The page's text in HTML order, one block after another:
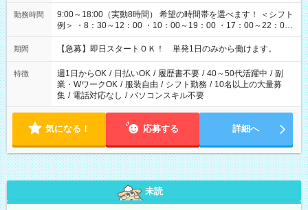
勤務時間
9:00～18:00（実動8時間） 希望の時間帯を選べます！ ＜シフト
例＞ ・8：30～12：00 ・10：00～19：00 ・17：00～22：00
・13：00～22：00 ・22：00～翌6：00 など
期間 【急募】即日スタートＯＫ！ 単発1日のみから働けます。
特徴 週1日からOK / 日払いOK / 履歴書不要 / 40～50代活躍中 / 副
業・WワークOK / 服装自由 / シフト勤務 / 10名以上の大量募
集 / 電話対応なし / パソコンスキル不要
気になる！ 応募する 詳細へ
未読